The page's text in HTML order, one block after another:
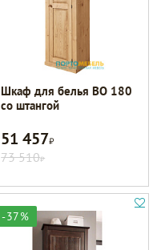
Шкаф для белья BO 180
со штангой
51 457Р
73 510Р
-37%